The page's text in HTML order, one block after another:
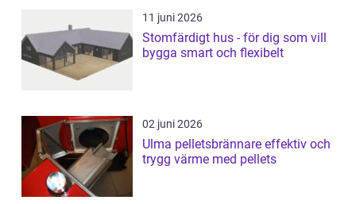
11 juni 2026
Stomfärdigt hus - för dig som vill
bygga smart och flexibelt
02 juni 2026
Ulma pelletsbrännare effektiv och
trygg värme med pellets